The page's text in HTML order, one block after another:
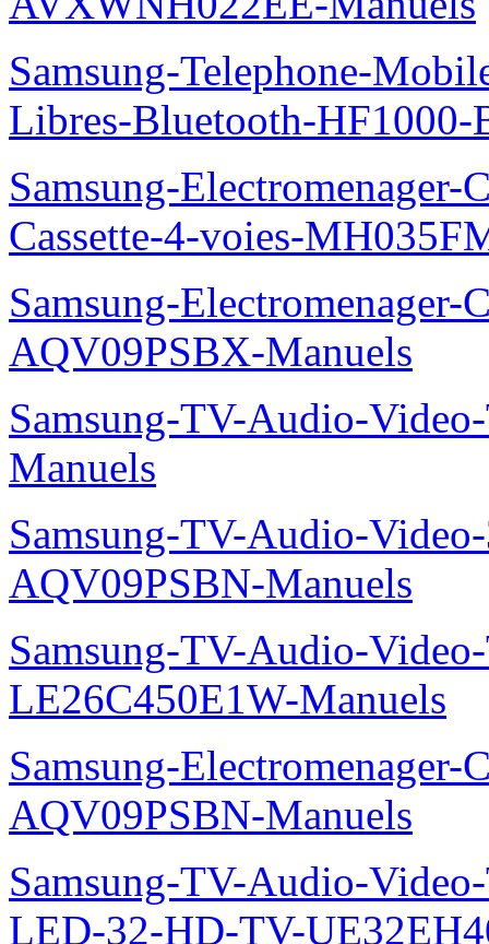
Samsung-Telephone-
Libres-Bluetooth-HF1000-
Samsung-Electromenager-
Cassette-4-voies-
Samsung-Electromenager-
AQV09PSBX-Manuels
Samsung-TV-Audio-
Manuels
Samsung-TV-Audio-
AQV09PSBN-Manuels
Samsung-TV-Audio-
LE26C450E1W-Manuels
Samsung-
AQV09PSBN-Manuels
Samsung-TV-Audio-
LED-32-HD-TV-